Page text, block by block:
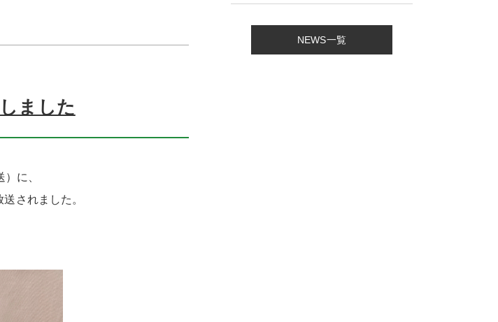
ました
）に、
されました。
NEWS一覧